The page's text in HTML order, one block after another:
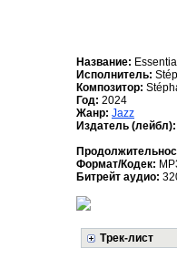
Название:
Исполнитель:
Композитор:
Год: 2024
Жанр: Jazz
Издатель (лейбл):
Формат/Кодек:
Битрейт аудио:
Трек-лист